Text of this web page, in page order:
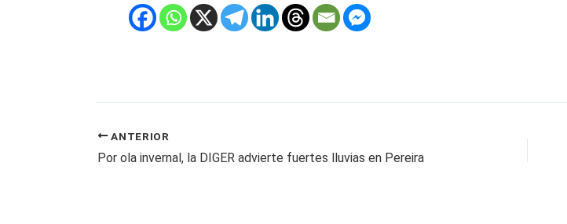
ANTERIOR
Por ola invernal, la DIGER advierte fuertes lluvias en Pereira